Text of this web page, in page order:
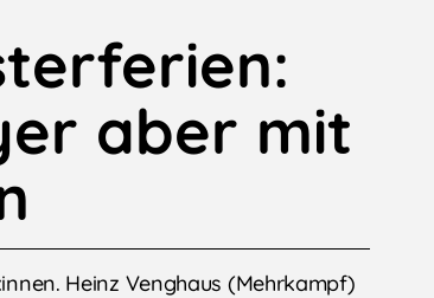
aber mit
Heinz Venghaus (Mehrkampf)